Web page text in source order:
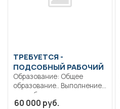
ТРЕБУЕТСЯ -
ПОДСОБНЫЙ РАБОЧИЙ
Образование: Общее
образование.. Выполнение
подсобных и
вспомогательных работ
60 000 руб.